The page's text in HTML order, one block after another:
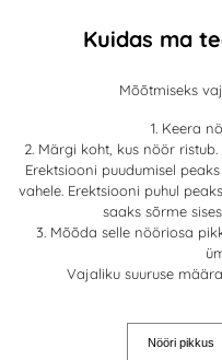
Kuidas ma
Mõõtmiseks
1. Keera
2. Märgi koht, kus nöör
Erektsiooni puudumisel
vahele. Erektsiooni puhul
saaks sõrme
3. Mõõda selle nööriosa
Vajaliku suuruse
Nööri pikkus